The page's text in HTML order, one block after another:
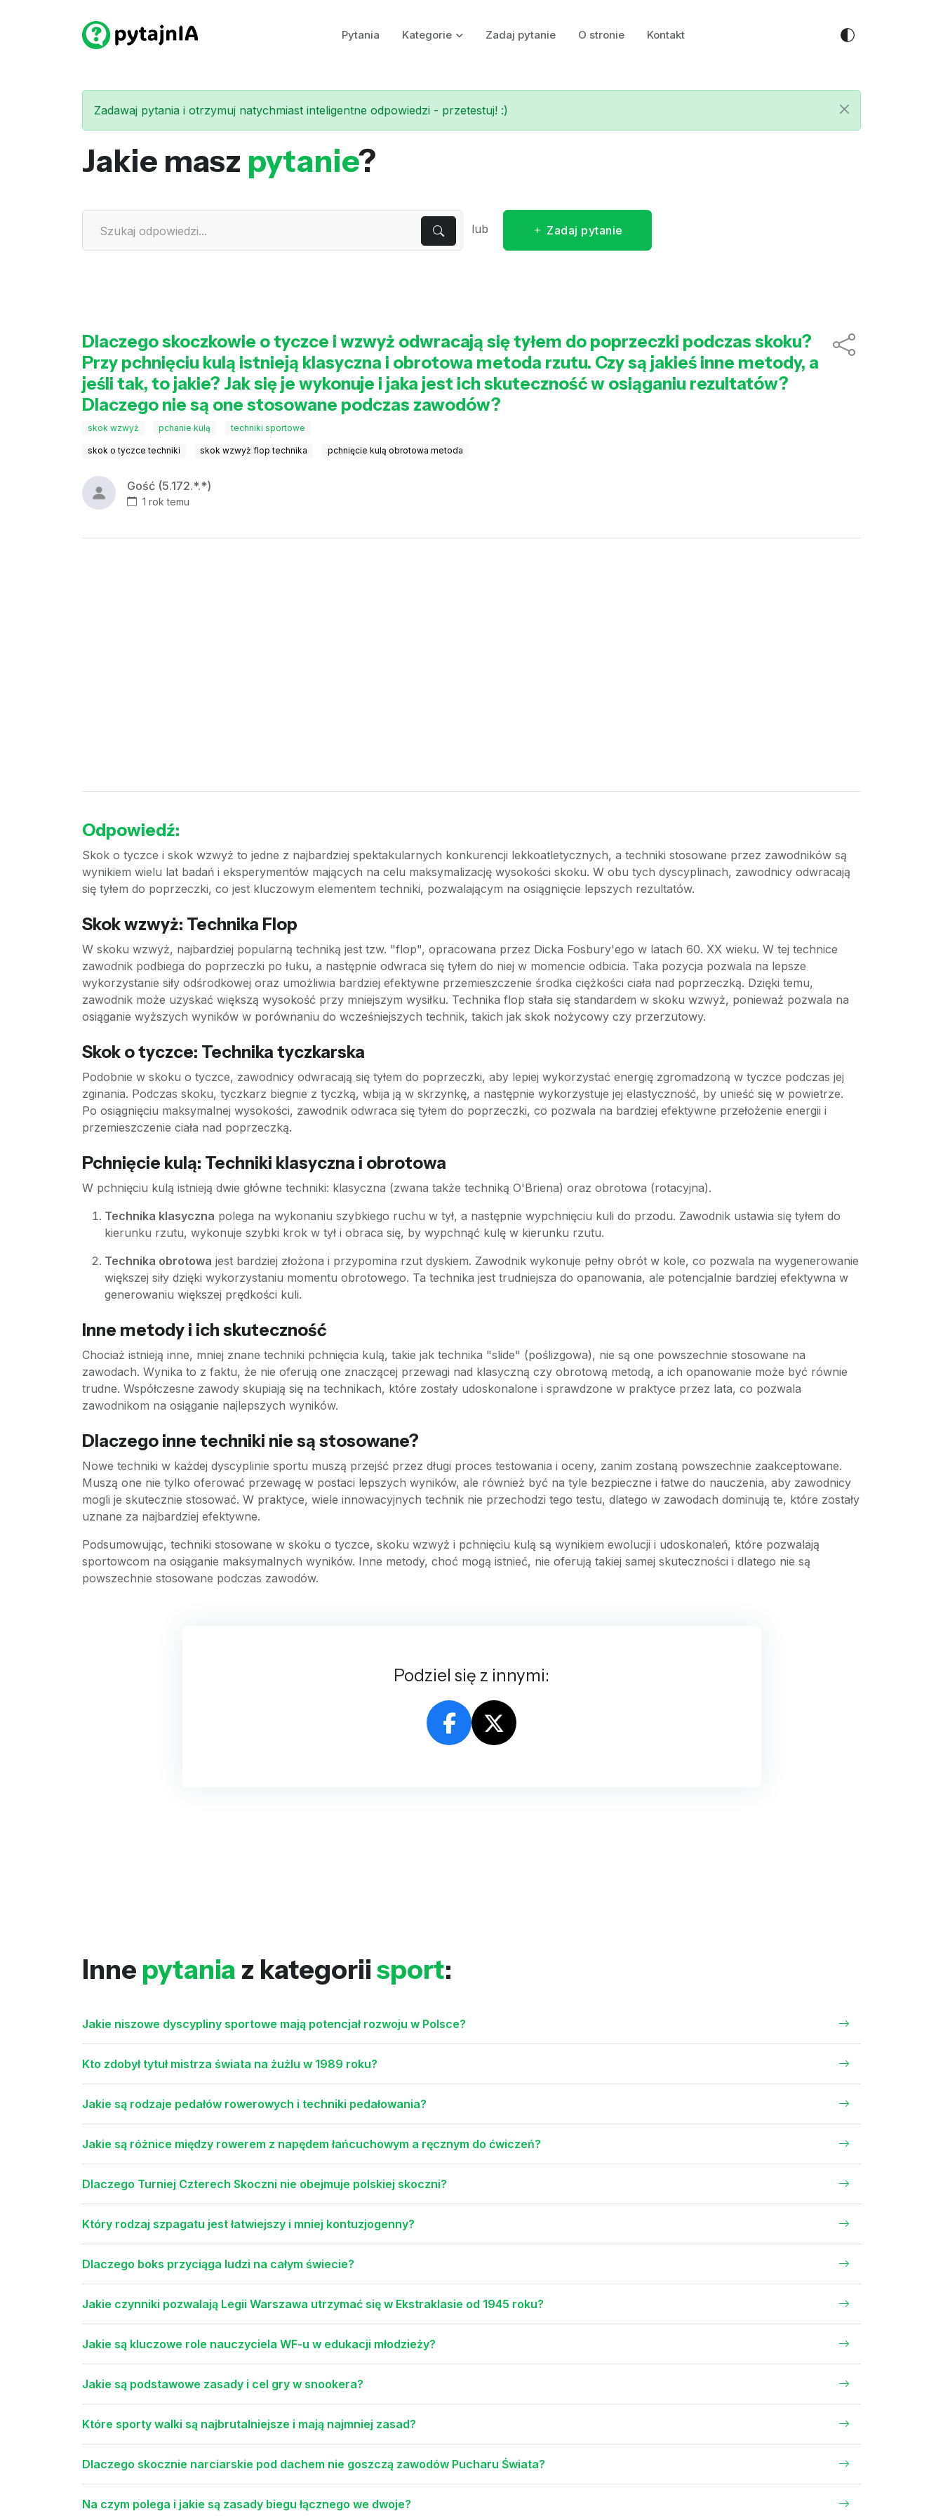
Pytania Kategorie Zadaj pytanie O stronie Kontakt
Zadawaj pytania i otrzymuj natychmiast inteligentne odpowiedzi - przetestuj! :)
Jakie masz pytanie?
lub Zadaj pytanie
Dlaczego skoczkowie o tyczce i wzwyż odwracają się tyłem do poprzeczki podczas skoku?
Przy pchnięciu kulą istnieją klasyczna i obrotowa metoda rzutu. Czy są jakieś inne metody, a
jeśli tak, to jakie? Jak się je wykonuje i jaka jest ich skuteczność w osiąganiu rezultatów?
Dlaczego nie są one stosowane podczas zawodów?
skok wzwyż pchanie kulą techniki sportowe
skok o tyczce techniki skok wzwyż flop technika pchnięcie kulą obrotowa metoda
Gość (5.172.*.*)
1 rok temu
Odpowiedź:
Skok o tyczce i skok wzwyż to jedne z najbardziej spektakularnych konkurencji lekkoatletycznych, a techniki stosowane przez zawodników są
wynikiem wielu lat badań i eksperymentów mających na celu maksymalizację wysokości skoku. W obu tych dyscyplinach, zawodnicy odwracają
się tyłem do poprzeczki, co jest kluczowym elementem techniki, pozwalającym na osiągnięcie lepszych rezultatów.
Skok wzwyż: Technika Flop
W skoku wzwyż, najbardziej popularną techniką jest tzw. "flop", opracowana przez Dicka Fosbury'ego w latach 60. XX wieku. W tej technice
zawodnik podbiega do poprzeczki po łuku, a następnie odwraca się tyłem do niej w momencie odbicia. Taka pozycja pozwala na lepsze
wykorzystanie siły odśrodkowej oraz umożliwia bardziej efektywne przemieszczenie środka ciężkości ciała nad poprzeczką. Dzięki temu,
zawodnik może uzyskać większą wysokość przy mniejszym wysiłku. Technika flop stała się standardem w skoku wzwyż, ponieważ pozwala na
osiąganie wyższych wyników w porównaniu do wcześniejszych technik, takich jak skok nożycowy czy przerzutowy.
Skok o tyczce: Technika tyczkarska
Podobnie w skoku o tyczce, zawodnicy odwracają się tyłem do poprzeczki, aby lepiej wykorzystać energię zgromadzoną w tyczce podczas jej
zginania. Podczas skoku, tyczkarz biegnie z tyczką, wbija ją w skrzynkę, a następnie wykorzystuje jej elastyczność, by unieść się w powietrze.
Po osiągnięciu maksymalnej wysokości, zawodnik odwraca się tyłem do poprzeczki, co pozwala na bardziej efektywne przełożenie energii i
przemieszczenie ciała nad poprzeczką.
Pchnięcie kulą: Techniki klasyczna i obrotowa
W pchnięciu kulą istnieją dwie główne techniki: klasyczna (zwana także techniką O'Briena) oraz obrotowa (rotacyjna).
Technika klasyczna polega na wykonaniu szybkiego ruchu w tył, a następnie wypchnięciu kuli do przodu. Zawodnik ustawia się tyłem do
kierunku rzutu, wykonuje szybki krok w tył i obraca się, by wypchnąć kulę w kierunku rzutu.
Technika obrotowa jest bardziej złożona i przypomina rzut dyskiem. Zawodnik wykonuje pełny obrót w kole, co pozwala na wygenerowanie
większej siły dzięki wykorzystaniu momentu obrotowego. Ta technika jest trudniejsza do opanowania, ale potencjalnie bardziej efektywna w
generowaniu większej prędkości kuli.
Inne metody i ich skuteczność
Chociaż istnieją inne, mniej znane techniki pchnięcia kulą, takie jak technika "slide" (poślizgowa), nie są one powszechnie stosowane na
zawodach. Wynika to z faktu, że nie oferują one znaczącej przewagi nad klasyczną czy obrotową metodą, a ich opanowanie może być równie
trudne. Współczesne zawody skupiają się na technikach, które zostały udoskonalone i sprawdzone w praktyce przez lata, co pozwala
zawodnikom na osiąganie najlepszych wyników.
Dlaczego inne techniki nie są stosowane?
Nowe techniki w każdej dyscyplinie sportu muszą przejść przez długi proces testowania i oceny, zanim zostaną powszechnie zaakceptowane.
Muszą one nie tylko oferować przewagę w postaci lepszych wyników, ale również być na tyle bezpieczne i łatwe do nauczenia, aby zawodnicy
mogli je skutecznie stosować. W praktyce, wiele innowacyjnych technik nie przechodzi tego testu, dlatego w zawodach dominują te, które zostały
uznane za najbardziej efektywne.
Podsumowując, techniki stosowane w skoku o tyczce, skoku wzwyż i pchnięciu kulą są wynikiem ewolucji i udoskonaleń, które pozwalają
sportowcom na osiąganie maksymalnych wyników. Inne metody, choć mogą istnieć, nie oferują takiej samej skuteczności i dlatego nie są
powszechnie stosowane podczas zawodów.
Podziel się z innymi:
Inne pytania z kategoriisport:
Jakie niszowe dyscypliny sportowe mają potencjał rozwoju w Polsce?
Kto zdobył tytuł mistrza świata na żużlu w 1989 roku?
Jakie są rodzaje pedałów rowerowych i techniki pedałowania?
Jakie są różnice między rowerem z napędem łańcuchowym a ręcznym do ćwiczeń?
Dlaczego Turniej Czterech Skoczni nie obejmuje polskiej skoczni?
Który rodzaj szpagatu jest łatwiejszy i mniej kontuzjogenny?
Dlaczego boks przyciąga ludzi na całym świecie?
Jakie czynniki pozwalają Legii Warszawa utrzymać się w Ekstraklasie od 1945 roku?
Jakie są kluczowe role nauczyciela WF-u w edukacji młodzieży?
Jakie są podstawowe zasady i cel gry w snookera?
Które sporty walki są najbrutalniejsze i mają najmniej zasad?
Dlaczego skocznie narciarskie pod dachem nie goszczą zawodów Pucharu Świata?
Na czym polega i jakie są zasady biegu łącznego we dwoje?